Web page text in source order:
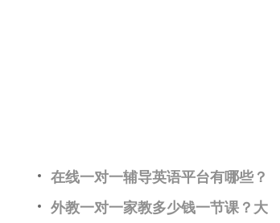
在线一对一辅导英语平台有哪些？
外教一对一家教多少钱一节课？大